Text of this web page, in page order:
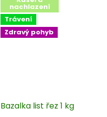
v krvi, proto je vhodná pro
koně s IR a schvácené.
nachlazení
Trávení
Zdravý pohyb
Bazalka list řez 1 kg